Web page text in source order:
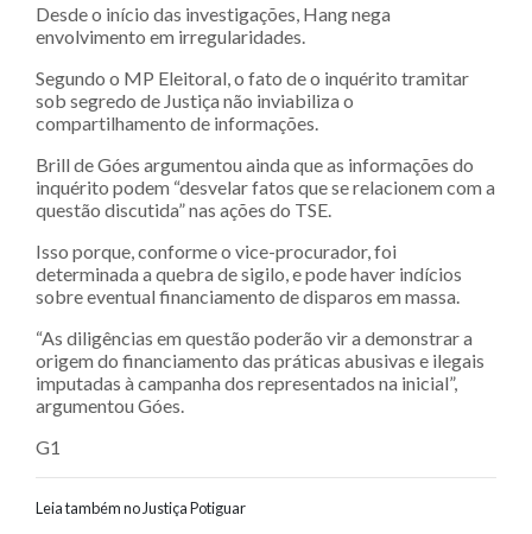
Desde o início das investigações, Hang nega
envolvimento em irregularidades.
Segundo o MP Eleitoral, o fato de o inquérito tramitar
sob segredo de Justiça não inviabiliza o
compartilhamento de informações.
Brill de Góes argumentou ainda que as informações do
inquérito podem “desvelar fatos que se relacionem com a
questão discutida” nas ações do TSE.
Isso porque, conforme o vice-procurador, foi
determinada a quebra de sigilo, e pode haver indícios
sobre eventual financiamento de disparos em massa.
“As diligências em questão poderão vir a demonstrar a
origem do financiamento das práticas abusivas e ilegais
imputadas à campanha dos representados na inicial”,
argumentou Góes.
G1
Leia também no Justiça Potiguar